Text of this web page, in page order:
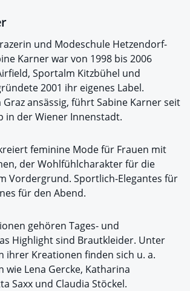
und Modeschule Hetzendorf-
Karner war von 1998 bis 2006
Sportalm Kitzbühel und
2001 ihr eigenes Label.
ansässig, führt Sabine Karner seit
in der Wiener Innenstadt.
feminine Mode für Frauen mit
der Wohlfühlcharakter für die
Vordergrund. Sportlich-Elegantes für
für den Abend.
gehören Tages- und
Highlight sind Brautkleider. Unter
ihrer Kreationen finden sich u. a.
wie Lena Gercke, Katharina
Saxx und Claudia Stöckel.